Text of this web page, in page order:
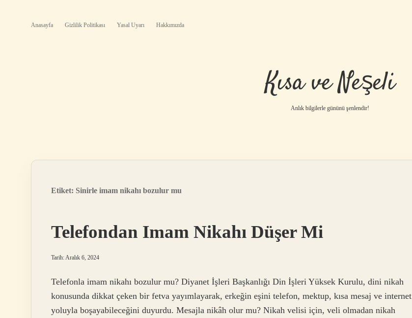
Anasayfa Gizlilik Politikası Yasal Uyarı Hakkımızda
Kısa ve Neşeli
Anlık bilgilerle gününü şenlendir!
Etiket: Sinirle imam nikahı bozulur mu
Telefondan Imam Nikahı Düşer Mi
Tarih: Aralık 6, 2024
Telefonla imam nikahı bozulur mu? Diyanet İşleri Başkanlığı Din İşleri Yüksek Kurulu, dini nikah
konusunda dikkat çeken bir fetva yayımlayarak, erkeğin eşini telefon, mektup, kısa mesaj ve internet
yoluyla boşayabileceğini duyurdu. Mesajla nikâh olur mu? Nikah velisi için, veli olmadan nikah